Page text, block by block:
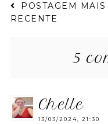
POSTAGEM MAIS
RECENTE
5
chelle
13/03/2024, 21:30